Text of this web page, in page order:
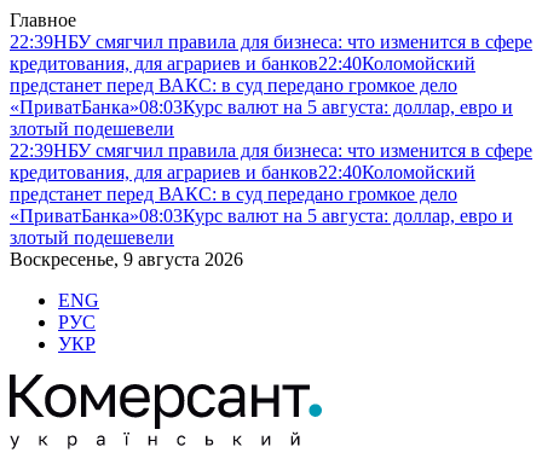
Главное
22:39НБУ смягчил правила для бизнеса: что изменится в сфере
кредитования, для аграриев и банков22:40Коломойский
предстанет перед ВАКС: в суд передано громкое дело
«ПриватБанка»08:03Курс валют на 5 августа: доллар, евро и
злотый подешевели
22:39НБУ смягчил правила для бизнеса: что изменится в сфере
кредитования, для аграриев и банков22:40Коломойский
предстанет перед ВАКС: в суд передано громкое дело
«ПриватБанка»08:03Курс валют на 5 августа: доллар, евро и
злотый подешевели
Воскресенье, 9 августа 2026
ENG
РУС
УКР